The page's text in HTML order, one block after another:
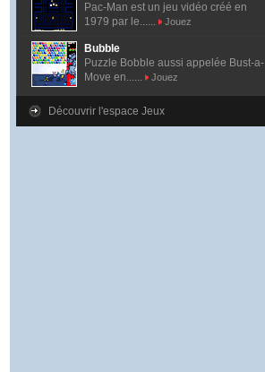
Pac-Man est un jeu vidéo créé en
1979 par le......
Jouez
Bubble
Puzzle Bobble aussi appelée Bust-a-
Move en......
Jouez
Découvrir l'espace Jeux